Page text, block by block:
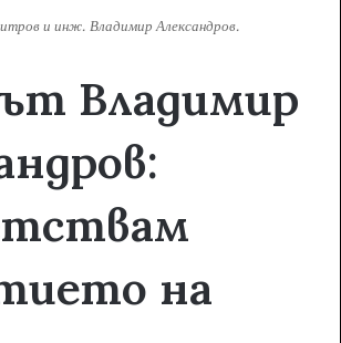
и инж. Владимир Александров.
Владимир
на